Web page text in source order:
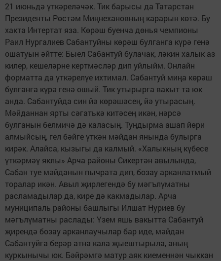
21 июньдә үткәреләчәк. Тик барысы да Татарстан
Президенты Рөстәм Миңнехановның карарын көтә. Бу
хакта Интертат яза. Көрәш буенча дөнья чемпионы
Раил Нургалиев Сабантуйны көрәш булганга күрә генә
ошатуын әйтте: Быел Сабантуй булачак, ләкин халык аз
килер, кешеләрне кертмәсләр дип уйлыйм. Онлайн
форматта да үткәрелүе ихтимал. Сабантуй миңа көрәш
булганга күрә генә ошый. Тик утырырга вакыт та юк
анда. Сабантуйда син йә көрәшәсең, йә утырасың.
Мәйданнан ярты сәгатькә китәсең икән, нәрсә
булганын белмичә дә каласың. Туңдырма ашап йөри
алмыйсың, гел бәйге үткән мәйдан янында булырга
кирәк. Алайса, кызыгы да калмый. «Халыкның күбесе
үткәрмәү яклы» Арча районы Сикертән авылында,
Сабан туе мәйданын пычрата дип, бозау арканлатмый
торалар икән. Авыл җирлегендә бу мәгълүматны
расламадылар да, кире дә какмадылар. Арча
муниципаль районы башлыгы Илшат Нуриев бу
мәгълүматны раслады: Үзем яшь вакытта Сабантуй
җирендә бозау арканлаучылар бар иде, мәйдан
Сабантуйга берәр атна кала җыештырыла, аның
куркынычы юк. Бәйрәмгә матур аяк киеменнән чыккан